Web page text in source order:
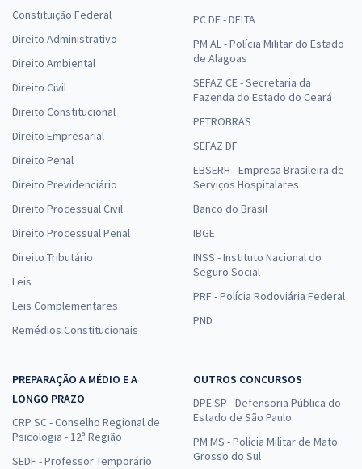
Constituição Federal
Direito Administrativo
Direito Ambiental
Direito Civil
Direito Constitucional
Direito Empresarial
Direito Penal
Direito Previdenciário
Direito Processual Civil
Direito Processual Penal
Direito Tributário
Leis
Leis Complementares
Remédios Constitucionais
PC DF - DELTA
PM AL - Polícia Militar do Estado
de Alagoas
SEFAZ CE - Secretaria da
Fazenda do Estado do Ceará
PETROBRAS
SEFAZ DF
EBSERH - Empresa Brasileira de
Serviços Hospitalares
Banco do Brasil
IBGE
INSS - Instituto Nacional do
Seguro Social
PRF - Polícia Rodoviária Federal
PND
PREPARAÇÃO A MÉDIO E A
LONGO PRAZO
CRP SC - Conselho Regional de
Psicologia - 12ª Região
SEDF - Professor Temporário
OUTROS CONCURSOS
DPE SP - Defensoria Pública do
Estado de São Paulo
PM MS - Polícia Militar de Mato
Grosso do Sul